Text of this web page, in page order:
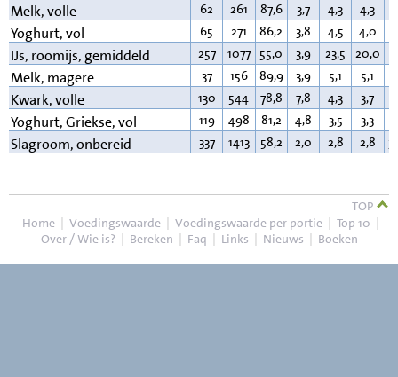
Melk, volle 62 261 87,6 3,7 4,3 4,3
Yoghurt, vol 65 271 86,2 3,8 4,5 4,0
IJs, roomijs, gemiddeld 257 1077 55,0 3,9 23,5 20,0
Melk, magere 37 156 89,9 3,9 5,1 5,1
Kwark, volle 130 544 78,8 7,8 4,3 3,7
Yoghurt, Griekse, vol 119 498 81,2 4,8 3,5 3,3
Slagroom, onbereid 337 1413 58,2 2,0 2,8 2,8
TOP
Home | Voedingswaarde | Voedingswaarde per portie | Top 10 |
Over / Wie is? | Bereken | Faq | Links | Nieuws | Boeken